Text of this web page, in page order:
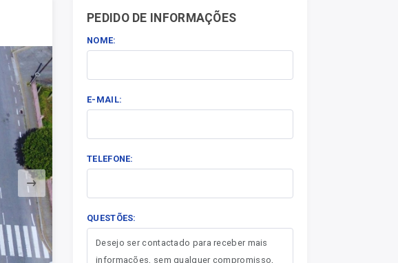
PEDIDO DE INFORMAÇÕES
NOME:
E-MAIL:
TELEFONE:
QUESTÕES: